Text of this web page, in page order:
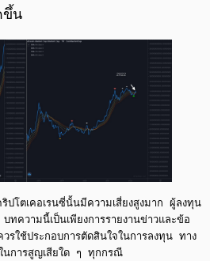
ขึ้น
โตเคอเรนซี่นั้นมีความเสี่ยงสูงมาก ผู้ลงทุน
ทความนี้เป็นเพียงการรายงานข่าวและข้อ
รใช้ประกอบการตัดสินใจในการลงทุน ทาง
นการสูญเสียใด ๆ ทุกกรณี